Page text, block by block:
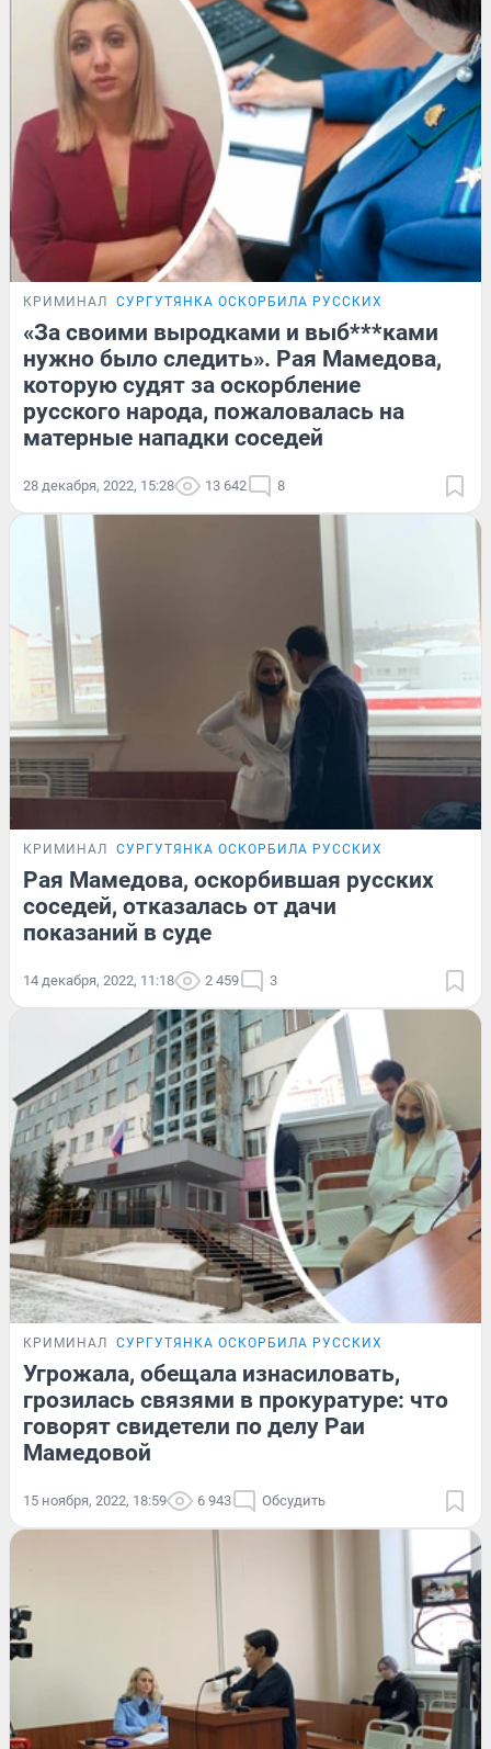
КРИМИНАЛ СУРГУТЯНКА ОСКОРБИЛА РУССКИХ
«За своими выродками и выб***ками
нужно было следить». Рая Мамедова,
которую судят за оскорбление
русского народа, пожаловалась на
матерные нападки соседей
28 декабря, 2022, 15:28 13 642 8
КРИМИНАЛ СУРГУТЯНКА ОСКОРБИЛА РУССКИХ
Рая Мамедова, оскорбившая русских
соседей, отказалась от дачи
показаний в суде
14 декабря, 2022, 11:18 2 459 3
КРИМИНАЛ СУРГУТЯНКА ОСКОРБИЛА РУССКИХ
Угрожала, обещала изнасиловать,
грозилась связями в прокуратуре: что
говорят свидетели по делу Раи
Мамедовой
15 ноября, 2022, 18:59 6 943 Обсудить